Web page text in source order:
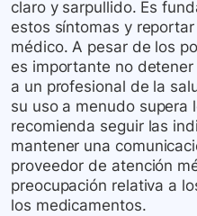
claro y sarpullido. Es
estos síntomas y
médico. A pesar de los
es importante no
a un profesional de la
su uso a menudo supera
recomienda seguir las
mantener una
proveedor de atención
preocupación relativa a
los medicamentos.